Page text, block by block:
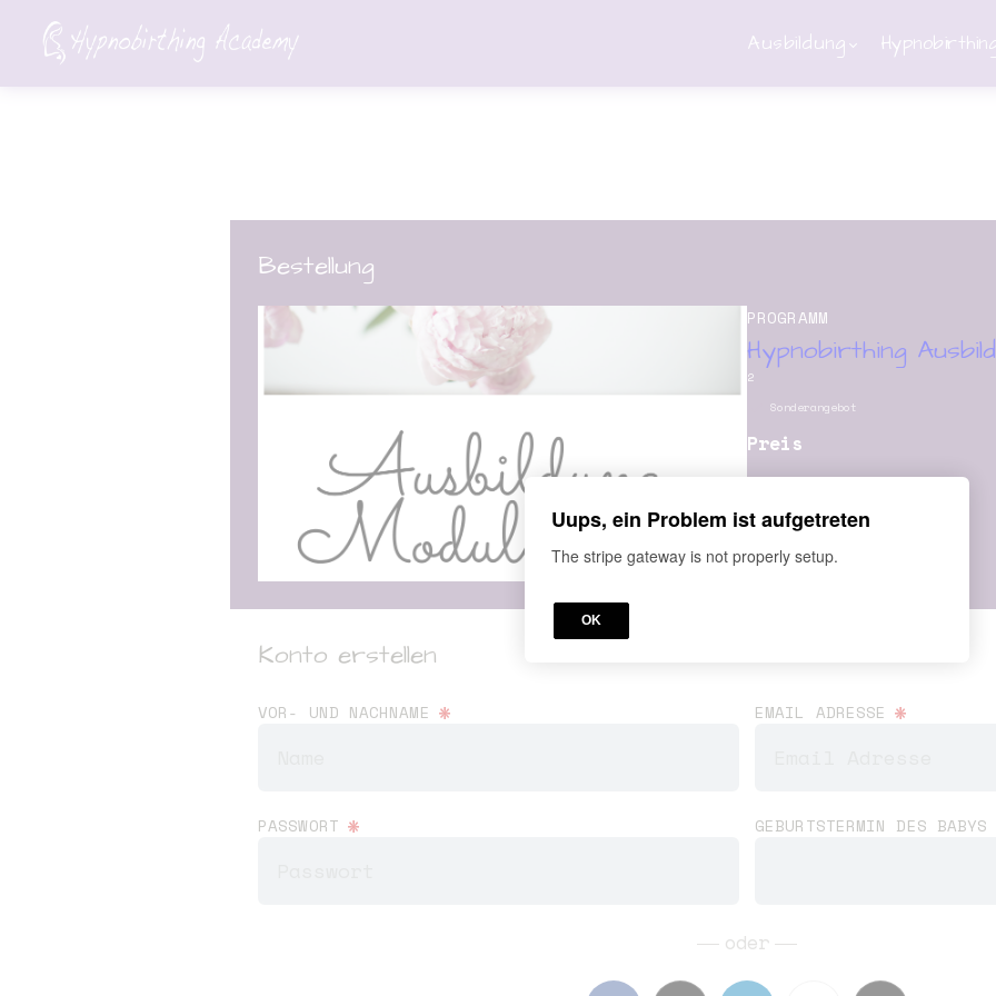
Ausbildung
Bestellung
PROGRAMM
Hypnobirthing
2
Sonderangebot
Preis
Konto erstellen
VOR- UND NACHNAME* EMAIL ADRESSE*
PASSWORT* GEBURTSTERMIN DES
oder
Uups, ein Problem ist aufgetreten
The stripe gateway is not properly setup.
OK